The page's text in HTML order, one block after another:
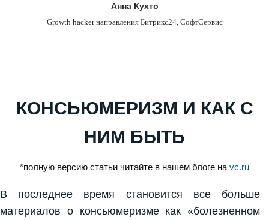
Анна Кухто
Growth hacker направления Битрикс24, СофтСервис
КОНСЬЮМЕРИЗМ И КАК С
НИМ БЫТЬ
*полную версию статьи читайте в нашем блоге на vc.ru
В последнее время становится все больше
материалов о консьюмеризме как «болезненном